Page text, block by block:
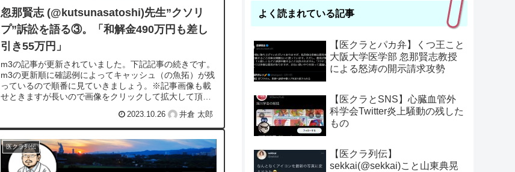
忽那賢志 (@kutsunasatoshi)先生”クソリ
プ”訴訟を語る③。「和解金490万円も差し
引き55万円」
m3の記事が更新されていました。下記記事の続きです。
m3の更新順に確認例によってキャッシュ（の魚拓）が残
っているので順番に見ていきましょう。※記事画像も載
せときますが長いので画像をクリックして拡大して頂き
2023.10.26 井倉 太郎
医クラ列伝
よく読まれている記事
【医クラとパカ弁】くつ王こと
大阪大学医学部 忽那賢志教授
による怒涛の開示請求攻勢
【医クラとSNS】心臓血管外
科学会Twitter炎上騒動の残した
もの
【医クラ列伝】
sekkai(@sekkai)こと山東典晃